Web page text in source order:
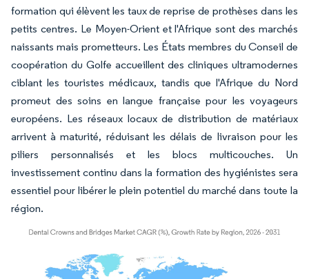
formation qui élèvent les taux de reprise de prothèses dans les
petits centres. Le Moyen-Orient et l'Afrique sont des marchés
naissants mais prometteurs. Les États membres du Conseil de
coopération du Golfe accueillent des cliniques ultramodernes
ciblant les touristes médicaux, tandis que l'Afrique du Nord
promeut des soins en langue française pour les voyageurs
européens. Les réseaux locaux de distribution de matériaux
arrivent à maturité, réduisant les délais de livraison pour les
piliers personnalisés et les blocs multicouches. Un
investissement continu dans la formation des hygiénistes sera
essentiel pour libérer le plein potentiel du marché dans toute la
région.